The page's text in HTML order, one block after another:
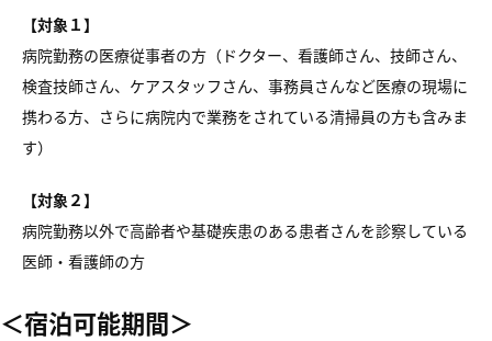
【対象１】
病院勤務の医療従事者の方（ドクター、看護師さん、技師さん、
検査技師さん、ケアスタッフさん、事務員さんなど医療の現場に
携わる方、さらに病院内で業務をされている清掃員の方も含みま
す）
【対象２】
病院勤務以外で高齢者や基礎疾患のある患者さんを診察している
医師・看護師の方
＜宿泊可能期間＞